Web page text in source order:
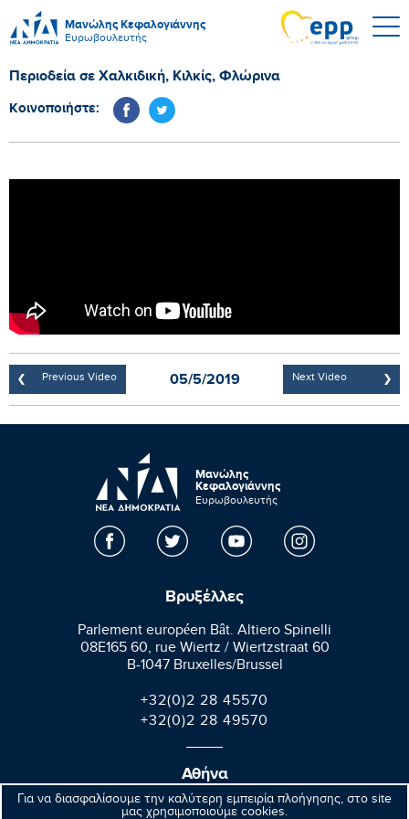
Μανώλης Κεφαλογιάννης
Ευρωβουλευτής
Για να διασφαλίσουμε την καλύτερη εμπειρία πλοήγησης, στο site
μας χρησιμοποιούμε cookies.
Περιοδεία σε Χαλκιδική, Κιλκίς, Φλώρινα
Κοινοποιήστε:
Previous Video 05/5/2019 Next Video
Μανώλης
Κεφαλογιάννης
Ευρωβουλευτής
Βρυξέλλες
Parlement européen Bât. Altiero Spinelli
08E165 60, rue Wiertz / Wiertzstraat 60
B-1047 Bruxelles/Brussel
+32(0)2 28 45570
+32(0)2 28 49570
Αθήνα
Βαλαωρίτου 9A, Aθήνα 106 71